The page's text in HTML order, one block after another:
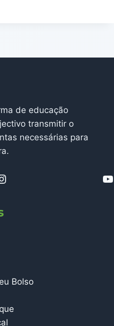
de educação
transmitir o
necessárias para
Bolso